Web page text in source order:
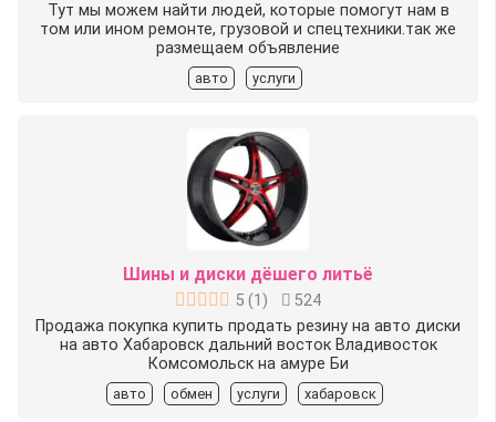
Тут мы можем найти людей, которые помогут нам в
том или ином ремонте, грузовой и спецтехники.так же
размещаем объявление
авто услуги
Шины и диски дёшего литьё
5 (1 )
524
Продажа покупка купить продать резину на авто диски
на авто Хабаровск дальний восток Владивосток
Комсомольск на амуре Би
авто обмен услуги хабаровск